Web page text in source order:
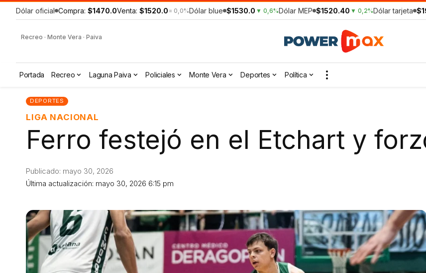
Dólar oficial Compra: $1470.0Venta: $1520.0 = 0,0%Dólar blue $1530.0 ▼ 0,6%Dólar MEP $1520.40 ▼ 0,2%Dólar tarjeta
Recreo · Monte Vera · Paiva
Portada Recreo Laguna Paiva Policiales Monte Vera Deportes Política
DEPORTES
LIGA NACIONAL
Ferro festejó en el Etchart y
Última actualización: mayo 30, 2026 6:15 pm
Publicado: mayo 30, 2026